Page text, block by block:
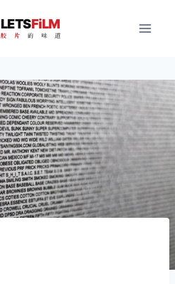
LETSFiLM
胶 片 的 味 道